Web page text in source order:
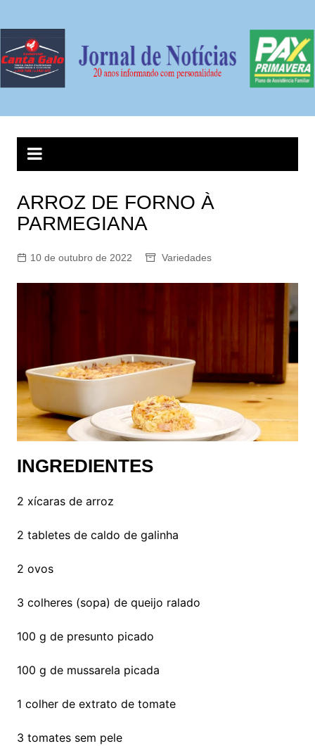
conteúdo
ARROZ DE FORNO À
PARMEGIANA
10 de outubro de 2022 Variedades
INGREDIENTES
2 xícaras de arroz
2 tabletes de caldo de galinha
2 ovos
3 colheres (sopa) de queijo ralado
100 g de presunto picado
100 g de mussarela picada
1 colher de extrato de tomate
3 tomates sem pele